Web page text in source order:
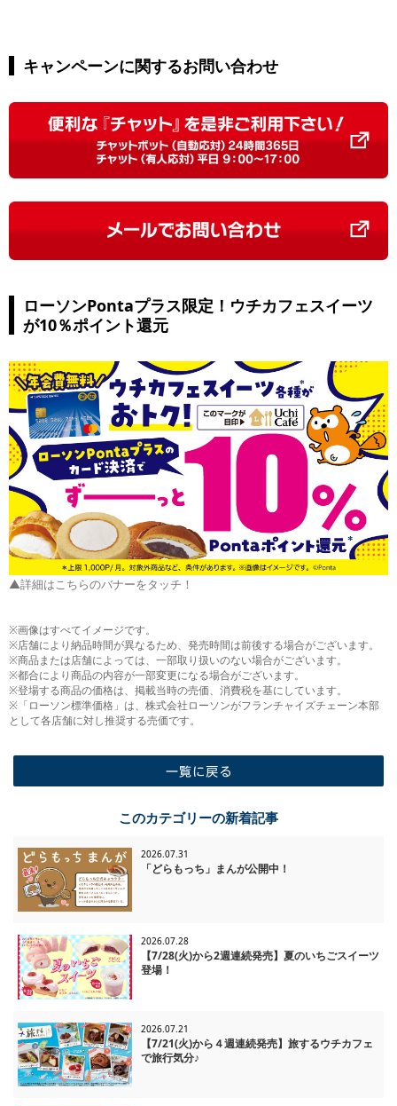
キャンペーンに関するお問い合わせ
ローソンPontaプラス限定！ウチカフェスイーツ
が10％ポイント還元
▲詳細はこちらのバナーをタッチ！
※画像はすべてイメージです。
※店舗により納品時間が異なるため、発売時間は前後する場合がございます。
※商品または店舗によっては、一部取り扱いのない場合がございます。
※都合により商品の内容が一部変更になる場合がございます。
※登場する商品の価格は、掲載当時の売価、消費税を基にしています。
※「ローソン標準価格」は、株式会社ローソンがフランチャイズチェーン本部
として各店舗に対し推奨する売価です。
このカテゴリーの新着記事
2026.07.31
「どらもっち」まんが公開中！
2026.07.28
【7/28(火)から2週連続発売】夏のいちごスイーツ
登場！
2026.07.21
【7/21(火)から４週連続発売】旅するウチカフェ
で旅行気分♪